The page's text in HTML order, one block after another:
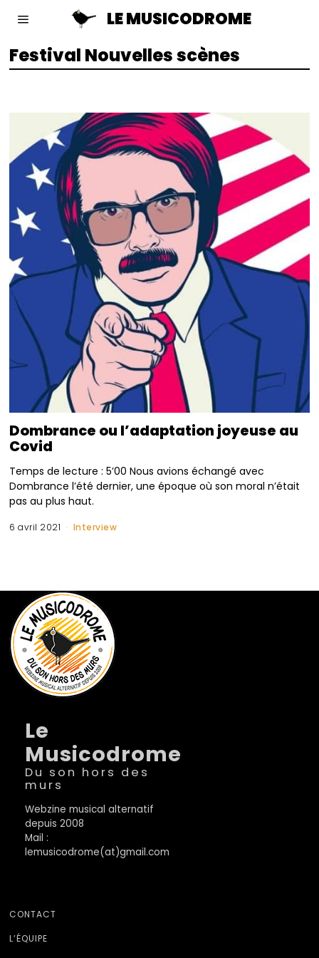
LE MUSICODROME
Festival Nouvelles scènes
Dombrance ou l’adaptation joyeuse au
Covid
Temps de lecture : 5’00 Nous avions échangé avec
Dombrance l’été dernier, une époque où son moral n’était
pas au plus haut.
6 avril 2021 Interview
Le
Musicodrome
Du son hors des
murs
Webzine musical alternatif
depuis 2008
Mail :
lemusicodrome(at)gmail.com
CONTACT
L’ÉQUIPE